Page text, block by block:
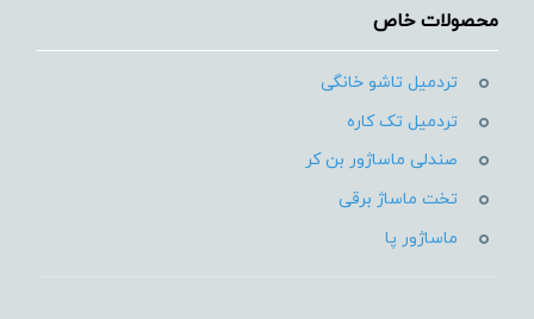
محصولات خاص
تردمیل تاشو خانگی
تردمیل تک کاره
صندلی ماساژور بن کر
تخت ماساژ برقی
ماساژور پا